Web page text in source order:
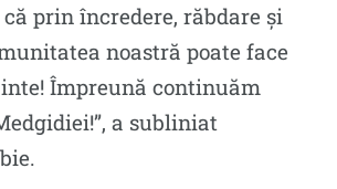
prin încredere, răbdare și
noastră poate face
Împreună continuăm
a subliniat